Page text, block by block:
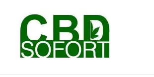
springen